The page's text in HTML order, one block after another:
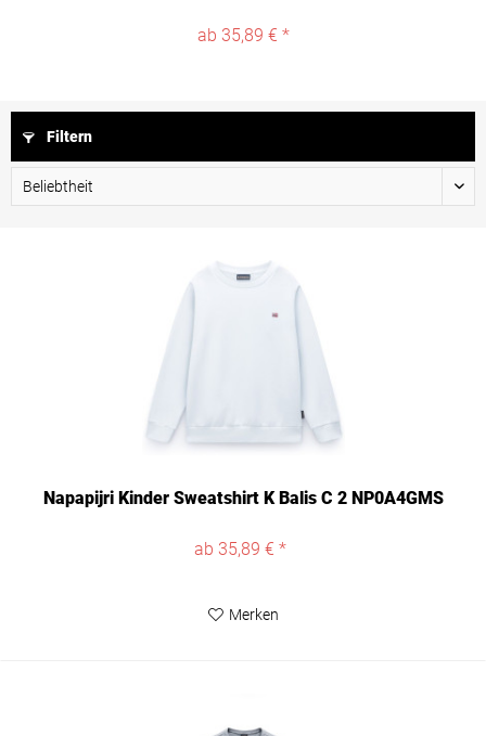
ab 35,89 € *
Filtern
Napapijri Kinder Sweatshirt K Balis C 2 NP0A4GMS
ab 35,89 € *
Merken